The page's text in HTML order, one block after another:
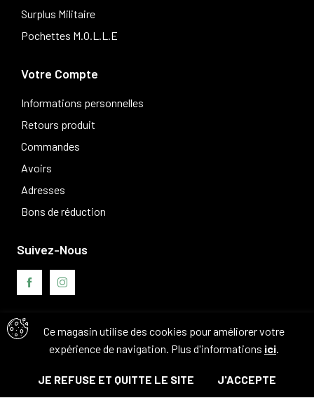
Surplus Militaire
Pochettes M.O.L.L.E
Votre Compte
Informations personnelles
Retours produit
Commandes
Avoirs
Adresses
Bons de réduction
Ce magasin utilise des cookies pour améliorer votre
expérience de navigation. Plus d'informations ici.
JE REFUSE ET QUITTE LE SITE J'ACCEPTE
Suivez-Nous
Avis clients
© Tous droits réservés. 2026 - Camouflage 83